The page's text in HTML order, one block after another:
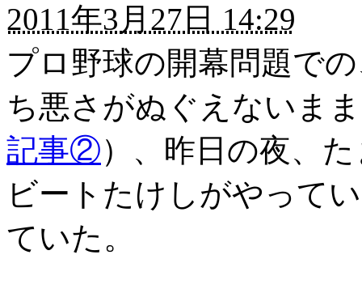
2011年3月27日 14:29
プロ野球の開幕問題で
ち悪さがぬぐえないま
記事②）、昨日の夜、
ビートたけしがやって
ていた。